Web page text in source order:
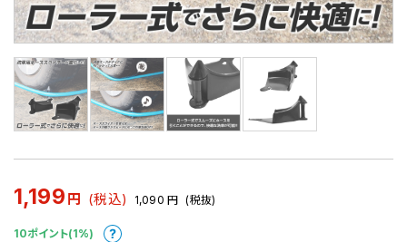
1,199 円 (税込) 1,090 円 (税抜)
10ポイント(1%)